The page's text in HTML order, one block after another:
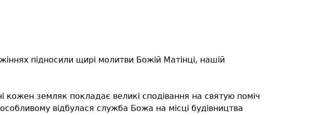
підносили щирі молитви Божій Матінці, нашій
кожен земляк покладає великі сподівання на святую поміч
відбулася служба Божа на місці будівництва